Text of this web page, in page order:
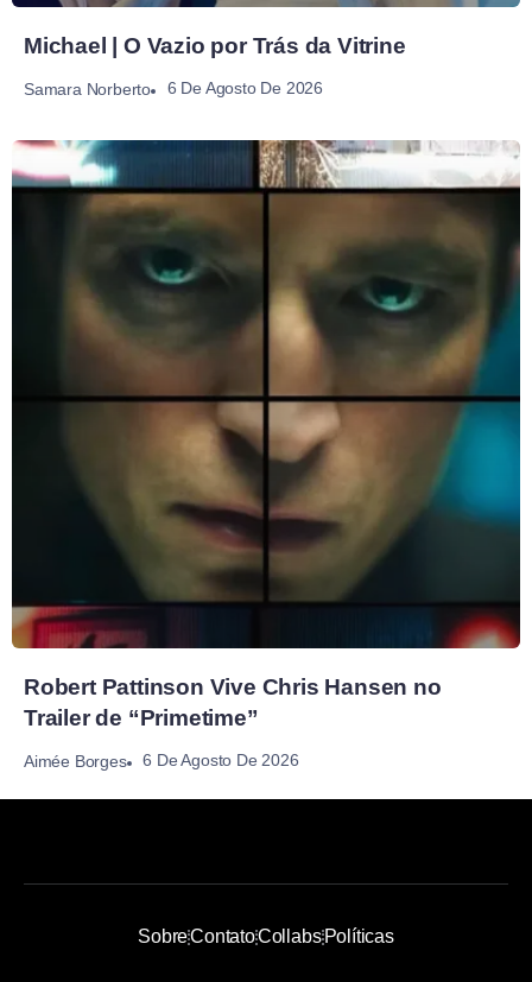
Michael | O Vazio por Trás da Vitrine
Samara Norberto 6 De Agosto De 2026
Robert Pattinson Vive Chris Hansen no
Trailer de “Primetime”
Aimée Borges 6 De Agosto De 2026
SobreContatoCollabsPolíticas